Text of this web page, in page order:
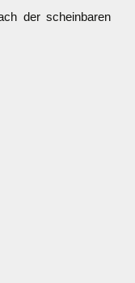
der scheinbaren